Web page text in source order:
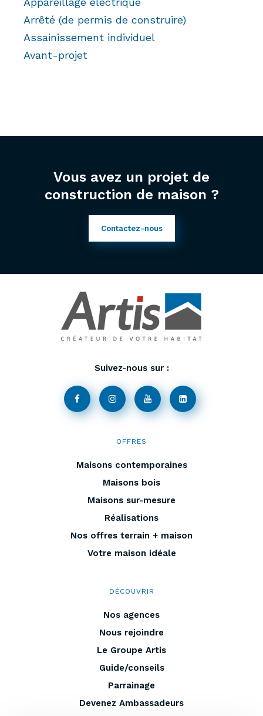
Arrêté (de permis de construire)
Assainissement individuel
Avant-projet
Vous avez un projet de
construction de maison ?
Contactez-nous
Suivez-nous sur :
OFFRES
Maisons contemporaines
Maisons bois
Maisons sur-mesure
Réalisations
Nos offres terrain + maison
Votre maison idéale
DÉCOUVRIR
Nos agences
Nous rejoindre
Le Groupe Artis
Guide/conseils
Parrainage
Devenez Ambassadeurs